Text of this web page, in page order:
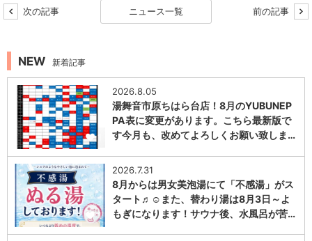
次の記事 ニュース一覧 前の記事
NEW 新着記事
1
2026.8.05
湯舞音市原ちはら台店！8月のYUBUNEP
PA表に変更があります。こちら最新版で
す今月も、改めてよろしくお願い致しま…
1
2026.7.31
8月からは男女美泡湯にて「不感湯」がス
タート♬☺また、替わり湯は8月3日～よ
もぎになります！サウナ後、水風呂が苦…